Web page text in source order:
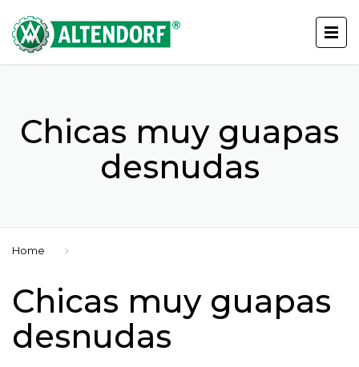
Chicas muy guapas
desnudas
Home
Chicas muy guapas
desnudas